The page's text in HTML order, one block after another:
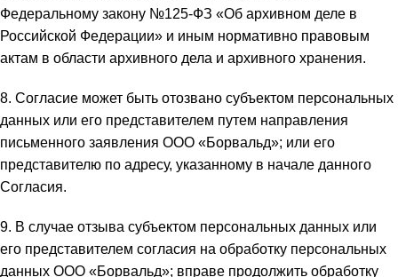
Федеральному закону №125-ФЗ «Об архивном деле в
Российской Федерации» и иным нормативно правовым
актам в области архивного дела и архивного хранения.
8. Согласие может быть отозвано субъектом персональных
данных или его представителем путем направления
письменного заявления ООО «Борвальд»; или его
представителю по адресу, указанному в начале данного
Согласия.
9. В случае отзыва субъектом персональных данных или
его представителем согласия на обработку персональных
данных ООО «Борвальд»; вправе продолжить обработку